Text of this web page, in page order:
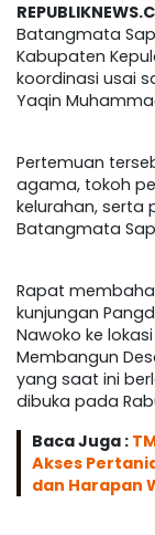
Batangmata
Kabupaten
koordinasi usai
Yaqin
Pertemuan
agama, tokoh
kelurahan, serta
Batangmata
Rapat
kunjungan
Nawoko ke
Membangun
yang saat ini
dibuka pada
Baca Juga :
Akses
dan Harapan